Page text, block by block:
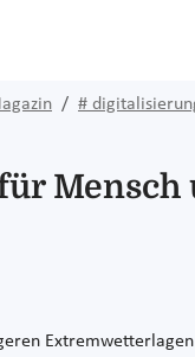
#
Mensch
Extremwetterlagen